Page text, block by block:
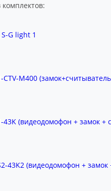
комплектов:
G light 1
CTV-M400
43K (видеодомофон + замок
43K2 (видеодомофон +